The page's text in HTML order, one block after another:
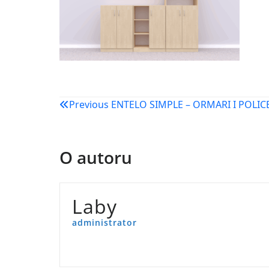
Navigacija
Previous ENTELO SIMPLE – ORMARI I
O autoru
Laby
administrator